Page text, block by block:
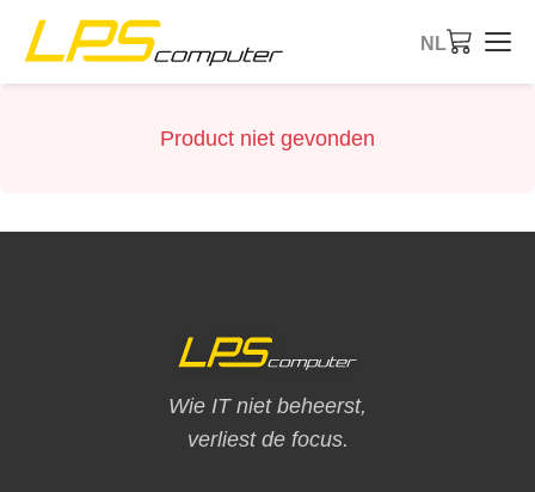
NL
Product niet gevonden
Wie IT niet beheerst,
verliest de focus.